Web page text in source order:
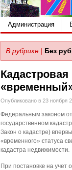
Администрация
В рубрике | Без
Кадастровая
Опубликовано в 23 ноября
Федеральным законом
государственном
Закон о кадастре)
«временного» статуса
кадастра недвижимости.
При постановке на учет